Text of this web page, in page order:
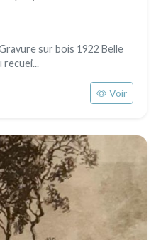
sur bois 1922 Belle
recuei...
Voir